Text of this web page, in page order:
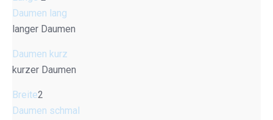
Daumen lang
langer Daumen
Daumen kurz
kurzer Daumen
Breite2
Daumen schmal